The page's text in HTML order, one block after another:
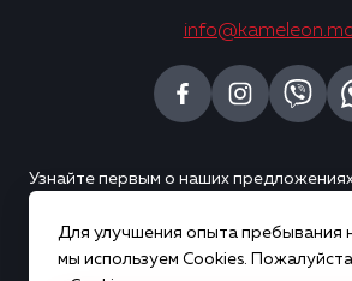
Узнайте первым о наших
info@kameleon.md
Для улучшения опыта пребывания
мы используем Cookies.